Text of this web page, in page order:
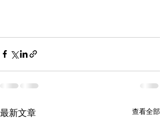
最新文章 查看全部